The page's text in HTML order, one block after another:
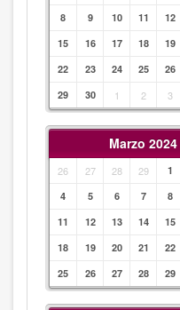
8
9 10 11 12
15
16 17 18 19
22
23 24 25 26
29
30 1 2 3
Marzo 2024
26 27 28 29 1
4
5 6 7 8
11
12 13 14 15
18
19 20 21 22
25
26 27 28 29